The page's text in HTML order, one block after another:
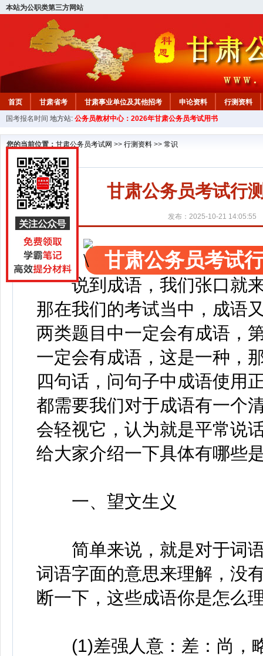
本站为公职类第三方网站
首页 甘肃省考 甘肃事业单位及其他招考 申论资料
行测资料
国考报名时间 地方站: 公务员教材中心：2026年甘肃公务员考试用书
您的当前位置： 甘肃公务员考试网 >> 行测资料 >> 常识
甘肃公务员考试行
发布：2025-10-21 14:05:55
甘肃公务员考试
说到成语，我们张口就来
那在我们的考试当中，成语
两类题目中一定会有成语，
一定会有成语，这是一种，
四句话，问句子中成语使用
都需要我们对于成语有一个
会轻视它，认为就是平常说
给大家介绍一下具体有哪些
一、望文生义
简单来说，就是对于词语
词语字面的意思来理解，没
断一下，这些成语你是怎么
(1)差强人意：差：尚，